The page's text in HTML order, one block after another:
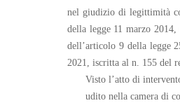
nel giudizio di legittimità
della legge 11 marzo
dell’articolo 9 della legge
2021, iscritta al n. 155 del
Visto l’atto di
udito nella camera di